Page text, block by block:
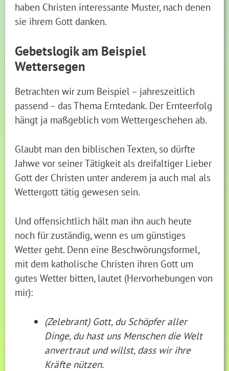
haben Christen interessante Muster, nach denen
sie ihrem Gott danken.
Gebetslogik am Beispiel
Wettersegen
Betrachten wir zum Beispiel – jahreszeitlich
passend – das Thema Erntedank. Der Ernteerfolg
hängt ja maßgeblich vom Wettergeschehen ab.
Glaubt man den biblischen Texten, so dürfte
Jahwe vor seiner Tätigkeit als dreifaltiger Lieber
Gott der Christen unter anderem ja auch mal als
Wettergott tätig gewesen sein.
Und offensichtlich hält man ihn auch heute
noch für zuständig, wenn es um günstiges
Wetter geht. Denn eine Beschwörungsformel,
mit dem katholische Christen ihren Gott um
gutes Wetter bitten, lautet (Hervorhebungen von
mir):
(Zelebrant) Gott, du Schöpfer aller
Dinge, du hast uns Menschen die Welt
anvertraut und willst, dass wir ihre
Kräfte nützen.